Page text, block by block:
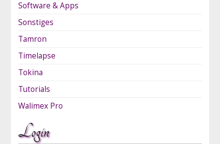
Software & Apps
Sonstiges
Tamron
Timelapse
Tokina
Tutorials
Walimex Pro
Login